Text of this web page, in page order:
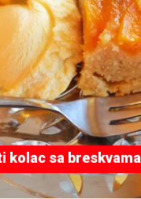
kolac sa breskvama